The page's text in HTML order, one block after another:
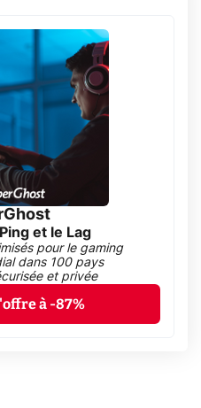
et le Lag
pour le gaming
dans 100 pays
et privée
à -87%